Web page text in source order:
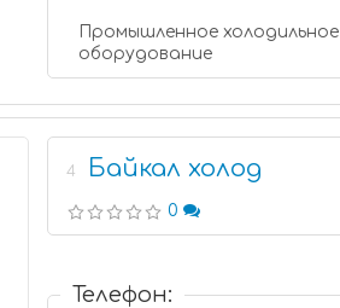
Промышленное холодильное
оборудование
4 Байкал холод
0
Телефон: